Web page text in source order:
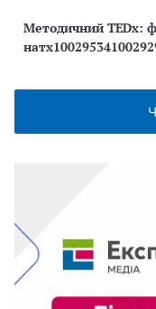
Методичний TEDx: